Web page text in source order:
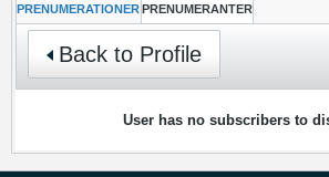
PRENUMERATIONER PRENUMERANTER
Back to Profile
User has no subscribers to